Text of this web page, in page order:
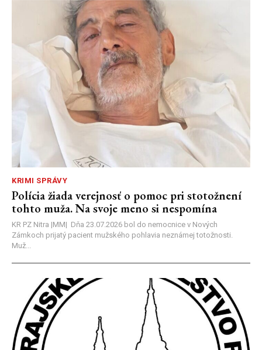
KRIMI SPRÁVY
Polícia žiada verejnosť o pomoc pri stotožnení
tohto muža. Na svoje meno si nespomína
KR PZ Nitra |MM| Dňa 23.07.2026 bol do nemocnice v Nových
Zámkoch prijatý pacient mužského pohlavia neznámej totožnosti.
Muž...